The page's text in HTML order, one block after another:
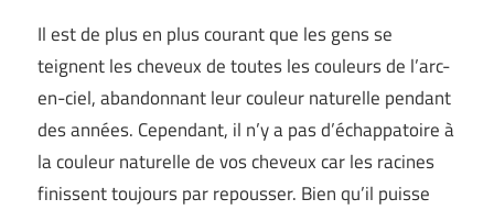
Il est de plus en plus courant que les gens se
teignent les cheveux de toutes les couleurs de l’arc-
en-ciel, abandonnant leur couleur naturelle pendant
des années. Cependant, il n’y a pas d’échappatoire à
la couleur naturelle de vos cheveux car les racines
finissent toujours par repousser. Bien qu’il puisse